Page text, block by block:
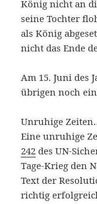
König nicht an
seine Tochter
als König
nicht das Ende
Am 15. Juni des
übrigen noch
Unruhige
Eine unruhige
242 des UN-
Tage-Krieg den
Text der
richtig